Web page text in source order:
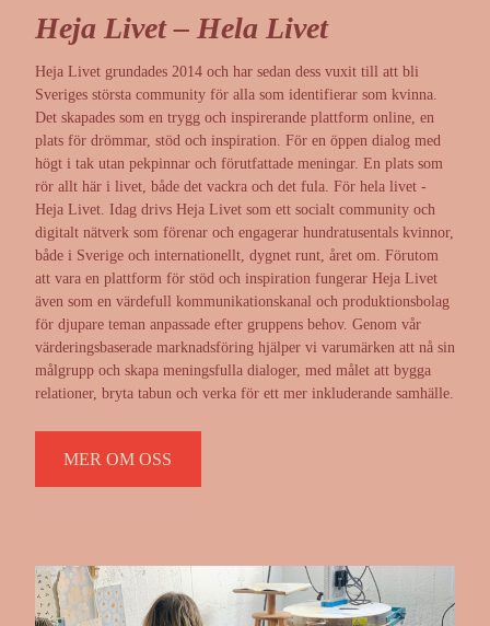
Heja Livet – Hela Livet
Heja Livet grundades 2014 och har sedan dess vuxit till att bli
Sveriges största community för alla som identifierar som kvinna.
Det skapades som en trygg och inspirerande plattform online, en
plats för drömmar, stöd och inspiration. För en öppen dialog med
högt i tak utan pekpinnar och förutfattade meningar. En plats som
rör allt här i livet, både det vackra och det fula. För hela livet -
Heja Livet. Idag drivs Heja Livet som ett socialt community och
digitalt nätverk som förenar och engagerar hundratusentals kvinnor,
både i Sverige och internationellt, dygnet runt, året om. Förutom
att vara en plattform för stöd och inspiration fungerar Heja Livet
även som en värdefull kommunikationskanal och produktionsbolag
för djupare teman anpassade efter gruppens behov. Genom vår
värderingsbaserade marknadsföring hjälper vi varumärken att nå sin
målgrupp och skapa meningsfulla dialoger, med målet att bygga
relationer, bryta tabun och verka för ett mer inkluderande samhälle.
MER OM OSS